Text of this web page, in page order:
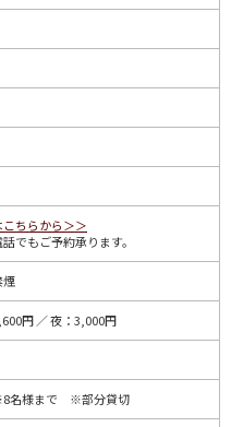
ちらから＞＞
でもご予約承ります。
煙
円 ／ 夜：3,000円
様まで ※部分貸切